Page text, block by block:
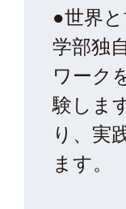
●世界
学部独
ワーク
験しま
り、実
ます。